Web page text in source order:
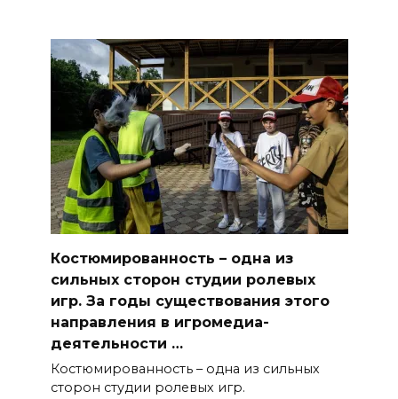
Костюмированность – одна из
сильных сторон студии ролевых
игр. За годы существования этого
направления в игромедиа-
деятельности …
Костюмированность – одна из сильных
сторон студии ролевых игр.